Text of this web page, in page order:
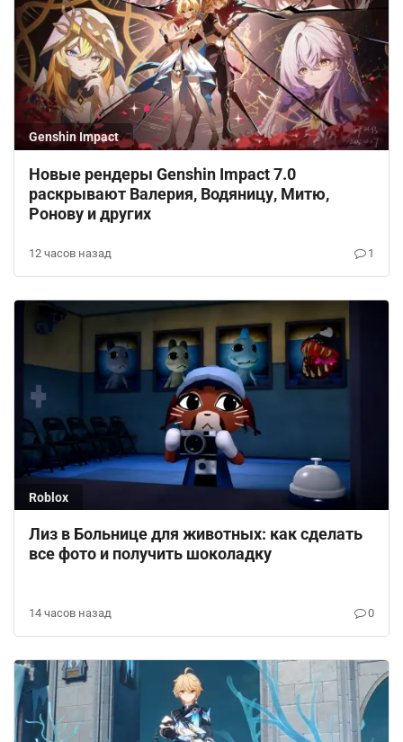
Genshin Impact
Новые рендеры Genshin Impact 7.0
раскрывают Валерия, Водяницу, Митю,
Ронову и других
12 часов назад 1
Roblox
Лиз в Больнице для животных: как сделать
все фото и получить шоколадку
14 часов назад 0